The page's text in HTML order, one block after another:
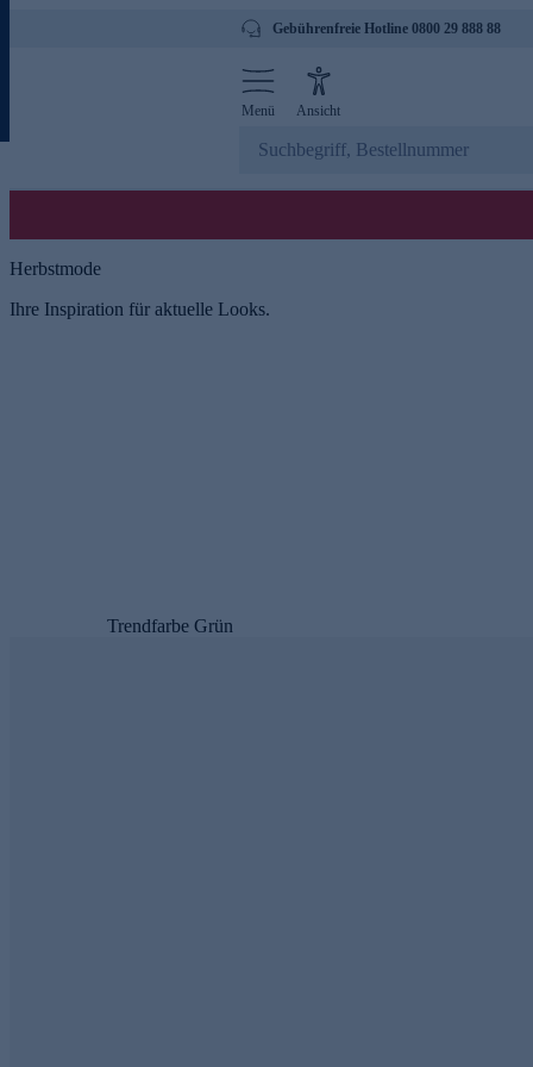
Gebührenfreie Hotline 0800 29 888 88
Menü Ansicht
Herbstmode
Ihre Inspiration für aktuelle Looks.
Trendfarbe Grün